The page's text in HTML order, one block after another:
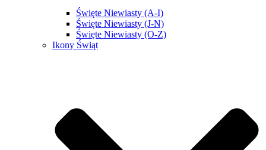
Święte Niewiasty (A-I)
Święte Niewiasty (J-N)
Święte Niewiasty (O-Z)
Ikony Świąt